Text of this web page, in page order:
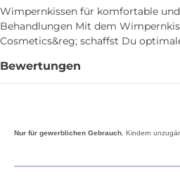
Wimpernkissen für komfortable und
Behandlungen Mit dem
Cosmetics&reg; schaffst Du
Bewertungen
Nur für gewerblichen Gebrauch. Kindern